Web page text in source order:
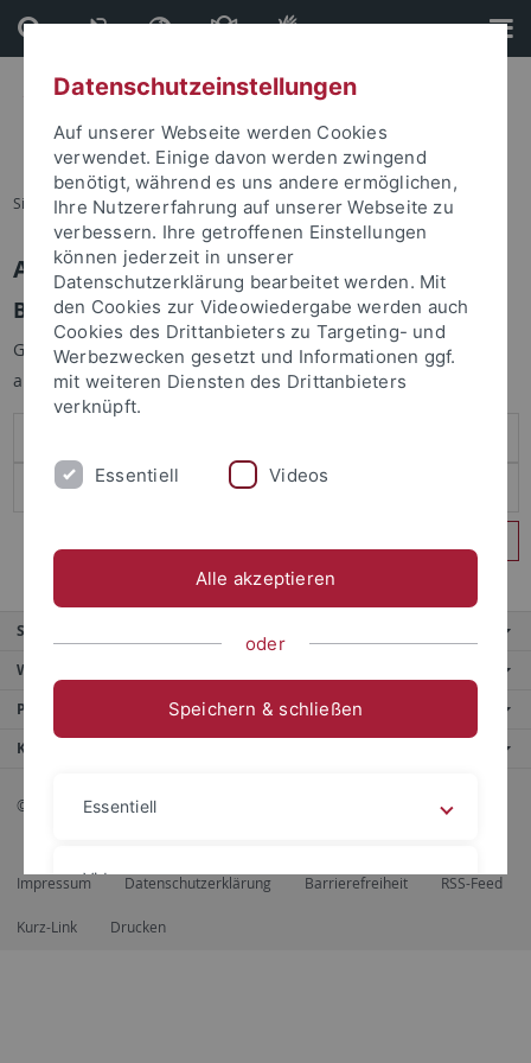
Direkt
zum
Inhalt
Direkt
zur
Fußleiste
Sie sind hier: Startseite
Anmelden
Benutzeranmeldung
Geben Sie Ihren Benutzernamen und Ihr Passwort an um sich
anzumelden:
Service
Weitere Angebote
Portale
Kontaktinfo
© 2026 Eberhard Karls Universität Tübingen, Tübingen
Impressum Datenschutzerklärung Barrierefreiheit RSS-Feed
Kurz-Link Drucken
Datenschutzeinstellungen
Auf unserer Webseite werden Cookies
verwendet. Einige davon werden zwingend
benötigt, während es uns andere ermöglichen,
Ihre Nutzererfahrung auf unserer Webseite zu
verbessern. Ihre getroffenen Einstellungen
können jederzeit in unserer
Datenschutzerklärung bearbeitet werden. Mit
den Cookies zur Videowiedergabe werden auch
Cookies des Drittanbieters zu Targeting- und
Werbezwecken gesetzt und Informationen ggf.
mit weiteren Diensten des Drittanbieters
verknüpft.
Essentiell Videos
Alle akzeptieren
oder
Speichern & schließen
Essentiell
Videos